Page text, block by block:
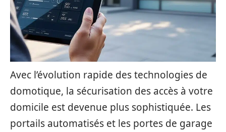
Avec l’évolution rapide des technologies de
domotique, la sécurisation des accès à votre
domicile est devenue plus sophistiquée. Les
portails automatisés et les portes de garage